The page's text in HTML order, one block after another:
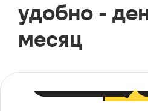
удобно -
месяц